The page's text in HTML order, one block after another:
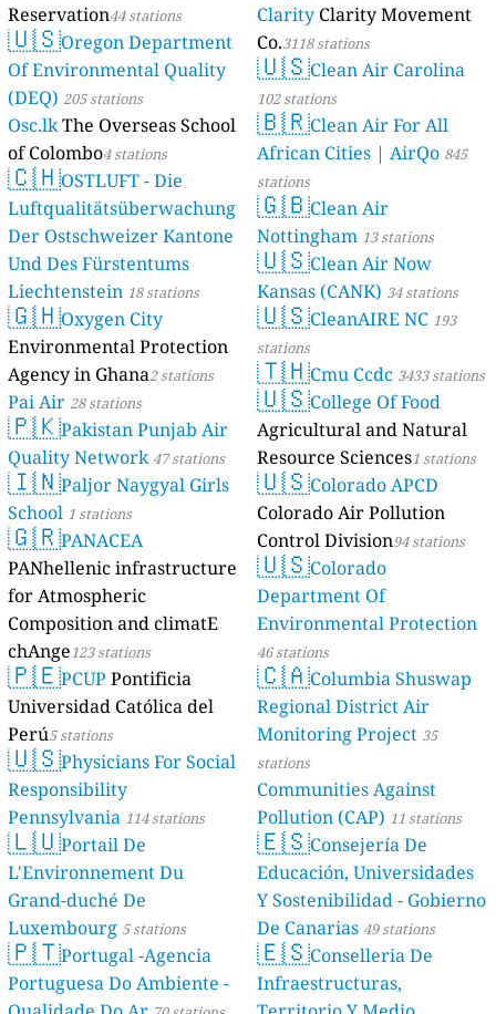
Clarity Clarity Movement
Co.3118 stations
🇺🇸Clean Air Carolina
102 stations
🇧🇷Clean Air For All
African Cities | AirQo 845
stations
🇬🇧Clean Air
Nottingham 13 stations
🇺🇸Clean Air Now
Kansas (CANK) 34 stations
🇺🇸CleanAIRE NC 193
stations
🇹🇭Cmu Ccdc 3433 stations
🇺🇸College Of Food
Agricultural and Natural
Resource Sciences1 stations
🇺🇸Colorado APCD
Colorado Air Pollution
Control Division94 stations
🇺🇸Colorado
Department Of
Environmental Protection
46 stations
🇨🇦Columbia Shuswap
Regional District Air
Monitoring Project 35
stations
Communities Against
Pollution (CAP) 11 stations
🇪🇸Consejería De
Educación, Universidades
Y Sostenibilidad - Gobierno
De Canarias 49 stations
🇪🇸Conselleria De
Infraestructuras,
Reservation44 stations
🇺🇸Oregon Department
Of Environmental Quality
(DEQ) 205 stations
Osc.lkThe Overseas School
of Colombo4 stations
🇨🇭OSTLUFT - Die
Luftqualitätsüberwachung
Der Ostschweizer Kantone
Und Des Fürstentums
Liechtenstein 18 stations
🇬🇭Oxygen City
Environmental Protection
Agency in Ghana2 stations
Pai Air 28 stations
🇵🇰Pakistan Punjab Air
Quality Network 47 stations
🇮🇳Paljor Naygyal Girls
School 1 stations
🇬🇷PANACEA
PANhellenic infrastructure
for Atmospheric
Composition and climatE
chAnge123 stations
🇵🇪PCUPPontificia
Universidad Católica del
Perú5 stations
🇺🇸Physicians For Social
Responsibility
Pennsylvania 114 stations
🇱🇺Portail De
L'Environnement Du
Grand-duché De
Luxembourg 5 stations
🇵🇹Portugal -Agencia
Portuguesa Do Ambiente -